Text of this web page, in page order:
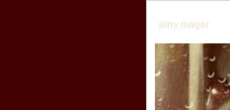
jerry mager